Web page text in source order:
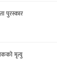
पुरस्कार
मृत्यु